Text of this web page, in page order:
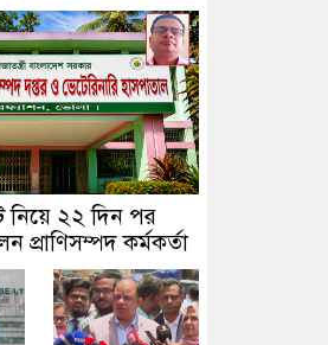
নিয়ে ২২ দিন পর
প্রাণিসম্পদ কর্মকর্তা